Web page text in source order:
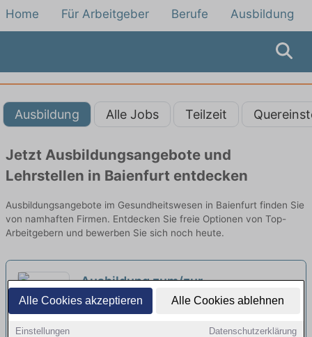
Alle Cookies akzeptieren Alle Cookies ablehnen
Einstellungen Datenschutzerklärung
Home Für Arbeitgeber Berufe Ausbildung
Ausbildung Alle Jobs Teilzeit
Jetzt Ausbildungsangebote und
Lehrstellen in Baienfurt entdecken
Ausbildungsangebote im Gesundheitswesen in Baienfurt finden Sie
von namhaften Firmen. Entdecken Sie freie Optionen von Top-
Arbeitgebern und bewerben Sie sich noch heute.
Ausbildung zum/zur
Heilerziehungspfleger:in (w/m/d)
Korian Deutschland GmbH | Salem